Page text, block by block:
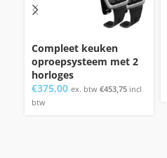
Compleet keuken
oproepsysteem met 2
horloges
€375,00 ex. btw €453,75 incl
btw